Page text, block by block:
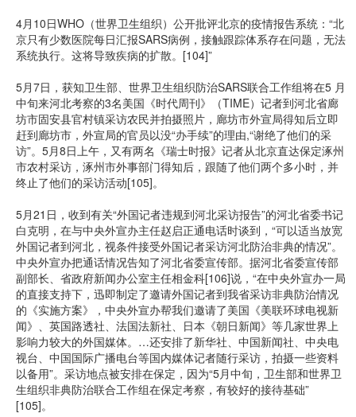
4月10日WHO（世界卫生组织）公开批评北京的疫情报告系统：“北
京只有少数医院每日汇报SARS病例，接触跟踪体系存在问题，无法
系统执行。这将导致疾病的扩散。[104]”
5月7日，获知卫生部、世界卫生组织防治SARS联合工作组将在5 月
中旬来河北考察的3名美国《时代周刊》（TIME）记者到河北省廊
坊市固安县官村镇采访农民并拍摄照片，廊坊市外宣局得知后立即
赶到廊坊市，外宣局的官员以没“办手续”的理由,“谢绝了他们的采
访”。5月8日上午，又有两名《瑞士时报》记者从北京直达保定涿州
市农村采访，涿州市外事部门得知后，跟随了他们两个多小时，并
终止了他们的采访活动[105]。
5月21日，收到有关“外国记者违规到河北采访报告”的河北省委书记
白克明，在与中央外宣办主任赵启正通电话时谈到，“可以适当放宽
外国记者到河北，视条件接受外国记者采访河北防治非典的情况”。
中央外宣办把通话情况告知了河北省委宣传部。据河北省委宣传部
副部长、省政府新闻办公室主任相金科[106]说，“在中央外宣办一局
的直接支持下，迅即制定了邀请外国记者到我省采访非典防治情况
的《实施方案》，中央外宣办帮我们邀请了美国《美联环球电视新
闻》、英国路透社、法国法新社、日本《朝日新闻》等几家世界上
影响力较大的外国媒体。…还安排了新华社、中国新闻社、中央电
视台、中国国际广播电台等国内媒体记者随行采访，拍摄一些资料
以备用”。采访地点被安排在保定，因为“5月中旬，卫生部和世界卫
生组织非典防治联合工作组在保定考察，有较好的接待基础”
[105]。